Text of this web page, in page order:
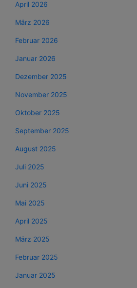
April 2026
März 2026
Februar 2026
Januar 2026
Dezember 2025
November 2025
Oktober 2025
September 2025
August 2025
Juli 2025
Juni 2025
Mai 2025
April 2025
März 2025
Februar 2025
Januar 2025